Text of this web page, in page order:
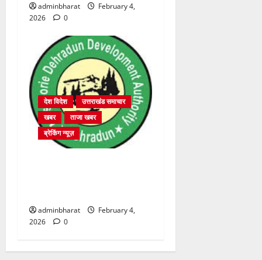
adminbharat
February 4,
2026
0
देश विदेश
उत्तराखंड समाचार
खबर
ताजा खबर
ब्रेकिंग न्यूज़
adminbharat
February 4,
2026
0